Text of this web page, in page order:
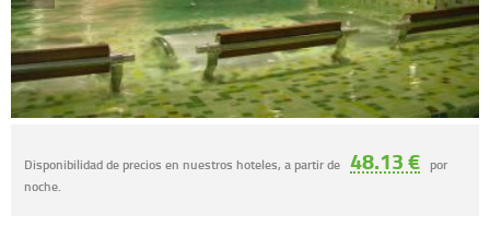
Disponibilidad de precios en nuestros hoteles, a partir de 48.13 € por
noche.